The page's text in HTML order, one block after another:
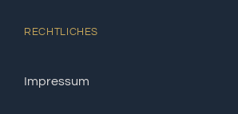
RECHTLICHES
Impressum